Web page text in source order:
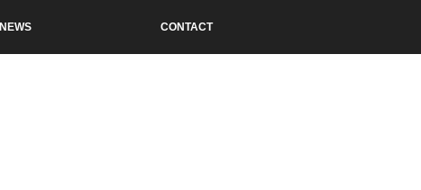
NEWS CONTACT